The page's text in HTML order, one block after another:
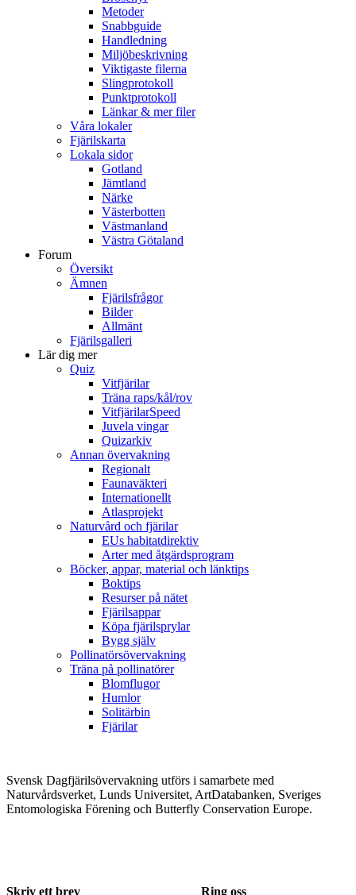
Metoder
Snabbguide
Handledning
Miljöbeskrivning
Viktigaste filerna
Slingprotokoll
Punktprotokoll
Länkar & mer filer
Våra lokaler
Fjärilskarta
Lokala sidor
Gotland
Jämtland
Närke
Västerbotten
Västmanland
Västra Götaland
Forum
Översikt
Ämnen
Fjärilsfrågor
Bilder
Allmänt
Fjärilsgalleri
Lär dig mer
Quiz
Vitfjärilar
Träna raps/kål/rov
VitfjärilarSpeed
Juvela vingar
Quizarkiv
Annan övervakning
Regionalt
Faunaväkteri
Internationellt
Atlasprojekt
Naturvård och fjärilar
EUs habitatdirektiv
Arter med åtgärdsprogram
Böcker, appar, material och länktips
Boktips
Resurser på nätet
Fjärilsappar
Köpa fjärilsprylar
Bygg själv
Pollinatörsövervakning
Träna på pollinatörer
Blomflugor
Humlor
Solitärbin
Fjärilar
Svensk Dagfjärilsövervakning utförs i samarbete med
Naturvårdsverket, Lunds Universitet, ArtDatabanken, Sveriges
Entomologiska Förening och Butterfly Conservation Europe.
Skriv ett brev Ring oss